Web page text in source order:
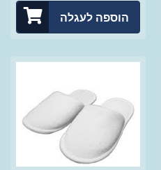
הוספה לעגלה